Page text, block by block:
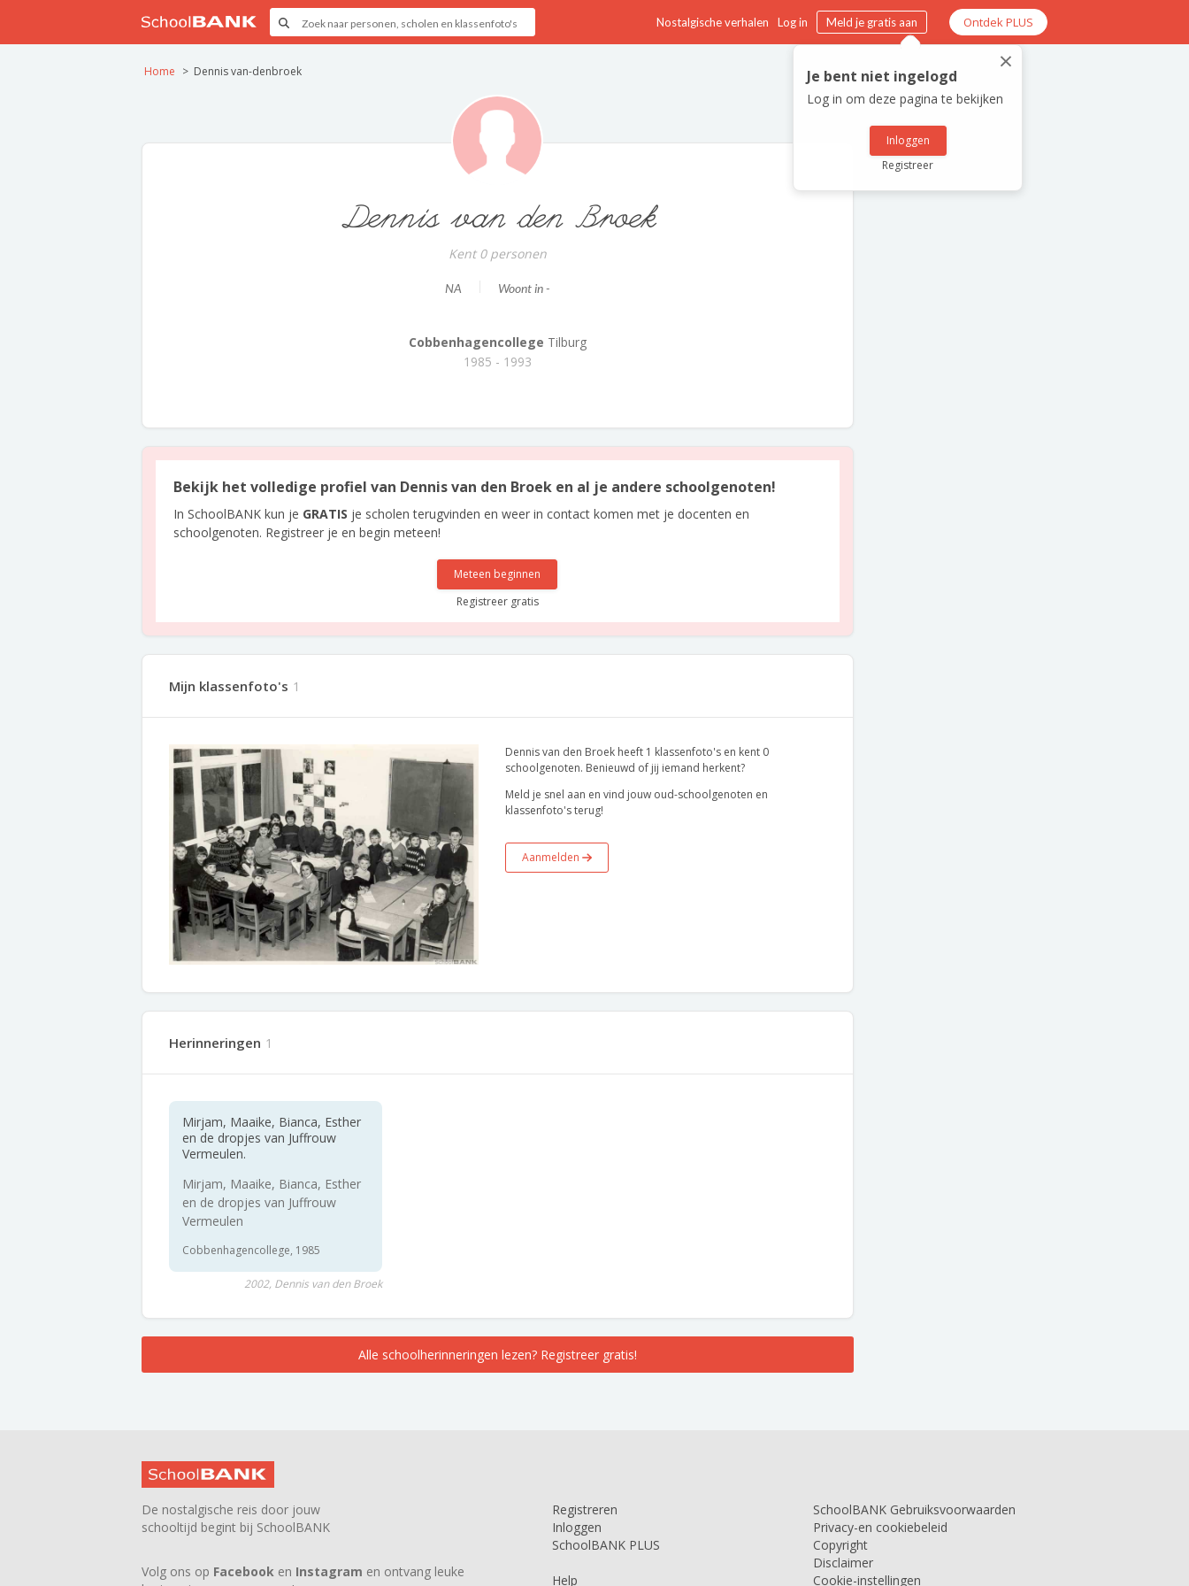
Nostalgische verhalen Log in Meld je gratis aan Ontdek PLUS
×
Je bent niet ingelogd
Log in om deze pagina te bekijken
Inloggen
Registreer
Home Dennis van-denbroek
Dennis van den Broek
Kent 0 personen
NA Woont in -
Cobbenhagencollege Tilburg
1985 - 1993
Bekijk het volledige profiel van Dennis van den Broek en al je andere schoolgenoten!
In SchoolBANK kun je GRATIS je scholen terugvinden en weer in contact komen met je docenten en
schoolgenoten. Registreer je en begin meteen!
Meteen beginnen
Registreer gratis
Mijn klassenfoto's 1
Dennis van den Broek heeft 1 klassenfoto's en kent 0
schoolgenoten. Benieuwd of jij iemand herkent?
Meld je snel aan en vind jouw oud-schoolgenoten en
klassenfoto's terug!
Aanmelden
Herinneringen 1
Mirjam, Maaike, Bianca, Esther
en de dropjes van Juffrouw
Vermeulen.
Mirjam, Maaike, Bianca, Esther
en de dropjes van Juffrouw
Vermeulen
Cobbenhagencollege, 1985
2002, Dennis van den Broek
Alle schoolherinneringen lezen? Registreer gratis!
De nostalgische reis door jouw
schooltijd begint bij SchoolBANK
Volg ons op Facebook en Instagram en ontvang leuke
Registreren
Inloggen
SchoolBANK PLUS
Help
SchoolBANK Gebruiksvoorwaarden
Privacy-en cookiebeleid
Copyright
Disclaimer
Cookie-instellingen